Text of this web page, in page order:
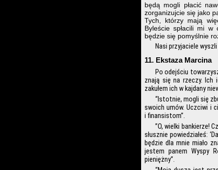
będą mogli płacić
zorganizujcie się jako
Tych, którzy mają
Byleście spłacili mi w
będzie się pomyślnie
Nasi przyjaciele
11. Ekstaza Marcina
Po odejściu
znają się na rzeczy. Ich
zakułem ich w kajdany
“Istotnie, mogli się
swoich umów. Uczciwi i
i finansistom”.
”O, wielki bankierze!
słusznie powiedziałeś:
będzie dla mnie miało
jestem panem Wyspy
pieniężny”.